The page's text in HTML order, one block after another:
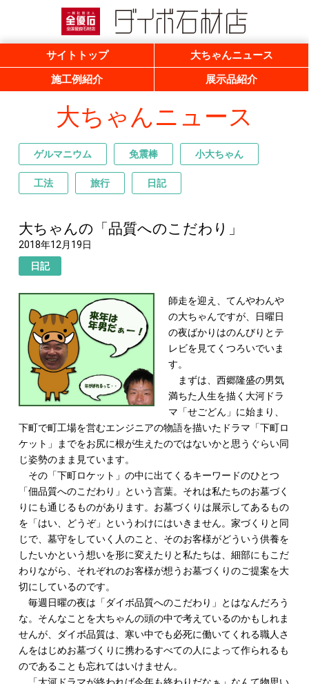
一般社団法人 全優石 全国優良石材店
サイトトップ
大ちゃんニュース
施工例紹介
展示品紹介
大ちゃんニュース
ゲルマニウム 免震棒 小大ちゃん
工法 旅行 日記
大ちゃんの「品質へのこだわり」
2018年12月19日
日記
師走を迎え、てんやわんや
の大ちゃんですが、日曜日
の夜ばかりはのんびりとテ
レビを見てくつろいでいま
す。
まずは、西郷隆盛の男気
満ちた人生を描く大河ドラ
マ「せごどん」に始まり、
下町で町工場を営むエンジニアの物語を描いたドラマ「下町ロ
ケット」までをお尻に根が生えたのではないかと思うぐらい同
じ姿勢のまま見ています。
その「下町ロケット」の中に出てくるキーワードのひとつ
「佃品質へのこだわり」という言葉。それは私たちのお墓づく
りにも通じるものがあります。お墓づくりは展示してあるもの
を「はい、どうぞ」というわけにはいきません。家づくりと同
じで、墓守をしていく人のこと、そのお客様がどういう供養を
したいかという想いを形に変えたりと私たちは、細部にもこだ
わりながら、それぞれのお客様が想うお墓づくりのご提案を大
切にしているのです。
毎週日曜の夜は「ダイボ品質へのこだわり」とはなんだろう
な。そんなことを大ちゃんの頭の中で考えているのかもしれま
せんが、ダイボ品質は、寒い中でも必死に働いてくれる職人さ
んをはじめお墓づくりに携わるすべての人によって作られるも
のであることも忘れてはいけません。